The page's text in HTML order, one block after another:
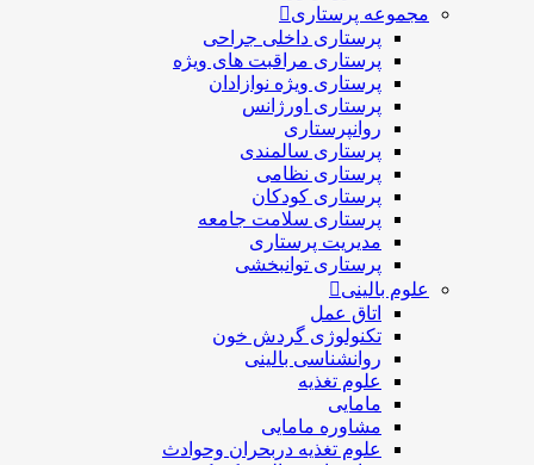
مجموعه پرستاری
پرستاری داخلی جراحی
پرستاری مراقبت های ويژه
پرستاری ويژه نوازادان
پرستاری اورژانس
روانپرستاری
پرستاری سالمندی
پرستاری نظامی
پرستاری کودکان
پرستاری سلامت جامعه
مدیریت پرستاری
پرستاری توانبخشی
علوم بالینی
اتاق عمل
تکنولوژی گردش خون
روانشناسی بالینی
علوم تغذیه
مامایی
مشاوره مامایی
علوم تغذیه دربحران وحوادث